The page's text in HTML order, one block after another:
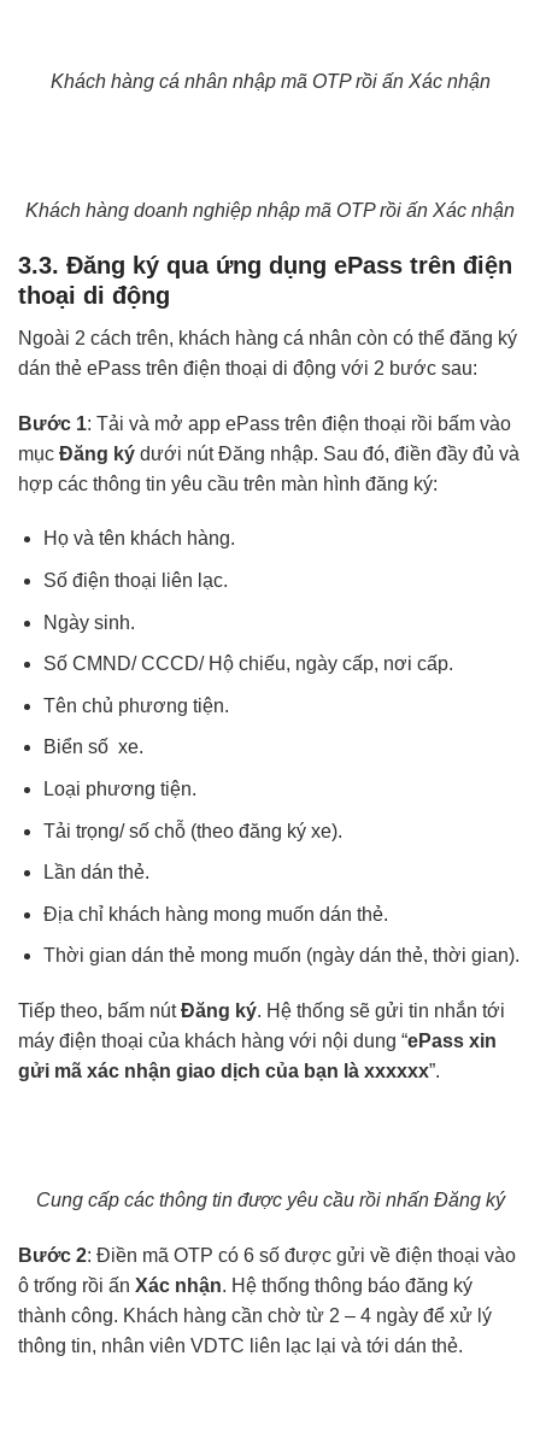
Khách hàng cá nhân nhập mã OTP rồi ấn Xác nhận
Khách hàng doanh nghiệp nhập mã OTP rồi ấn Xác nhận
3.3. Đăng ký qua ứng dụng ePass trên điện
thoại di động
Ngoài 2 cách trên, khách hàng cá nhân còn có thể đăng ký
dán thẻ ePass trên điện thoại di động với 2 bước sau:
Bước 1: Tải và mở app ePass trên điện thoại rồi bấm vào
mục Đăng ký dưới nút Đăng nhập. Sau đó, điền đầy đủ và
hợp các thông tin yêu cầu trên màn hình đăng ký:
Họ và tên khách hàng.
Số điện thoại liên lạc.
Ngày sinh.
Số CMND/ CCCD/ Hộ chiếu, ngày cấp, nơi cấp.
Tên chủ phương tiện.
Biển số xe.
Loại phương tiện.
Tải trọng/ số chỗ (theo đăng ký xe).
Lần dán thẻ.
Địa chỉ khách hàng mong muốn dán thẻ.
Thời gian dán thẻ mong muốn (ngày dán thẻ, thời gian).
Tiếp theo, bấm nútĐăng ký. Hệ thống sẽ gửi tin nhắn tới
máy điện thoại của khách hàng với nội dung “ePass xin
gửi mã xác nhận giao dịch của bạn là xxxxxx”.
Cung cấp các thông tin được yêu cầu rồi nhấn Đăng ký
Bước 2: Điền mã OTP có 6 số được gửi về điện thoại vào
ô trống rồi ấn Xác nhận. Hệ thống thông báo đăng ký
thành công. Khách hàng cần chờ từ 2 – 4 ngày để xử lý
thông tin, nhân viên VDTC liên lạc lại và tới dán thẻ.